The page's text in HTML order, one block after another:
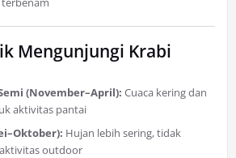
Mengunjungi Krabi
(November–April): Cuaca kering dan
aktivitas pantai
Hujan lebih sering, tidak
outdoor